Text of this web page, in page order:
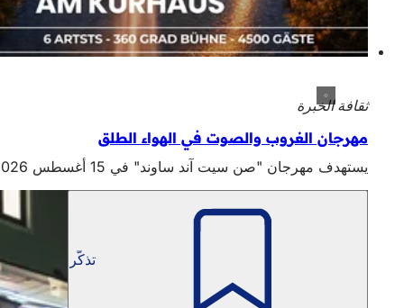
ثقافة الخبرة
مهرجان الغروب والصوت في الهواء الطلق
يستهدف مهرجان "صن سيت آند ساوند" في 15 أغسطس 2026 كل من لا يرغبون في الاستماع إلى الموسيقى الإلكترونية فحسب، بل أيضاً في تجربة هذه الموسيقى: قرب من الفنان وإنتاج عالي الجودة وذوق المهرجان الدولي.
تذكّر